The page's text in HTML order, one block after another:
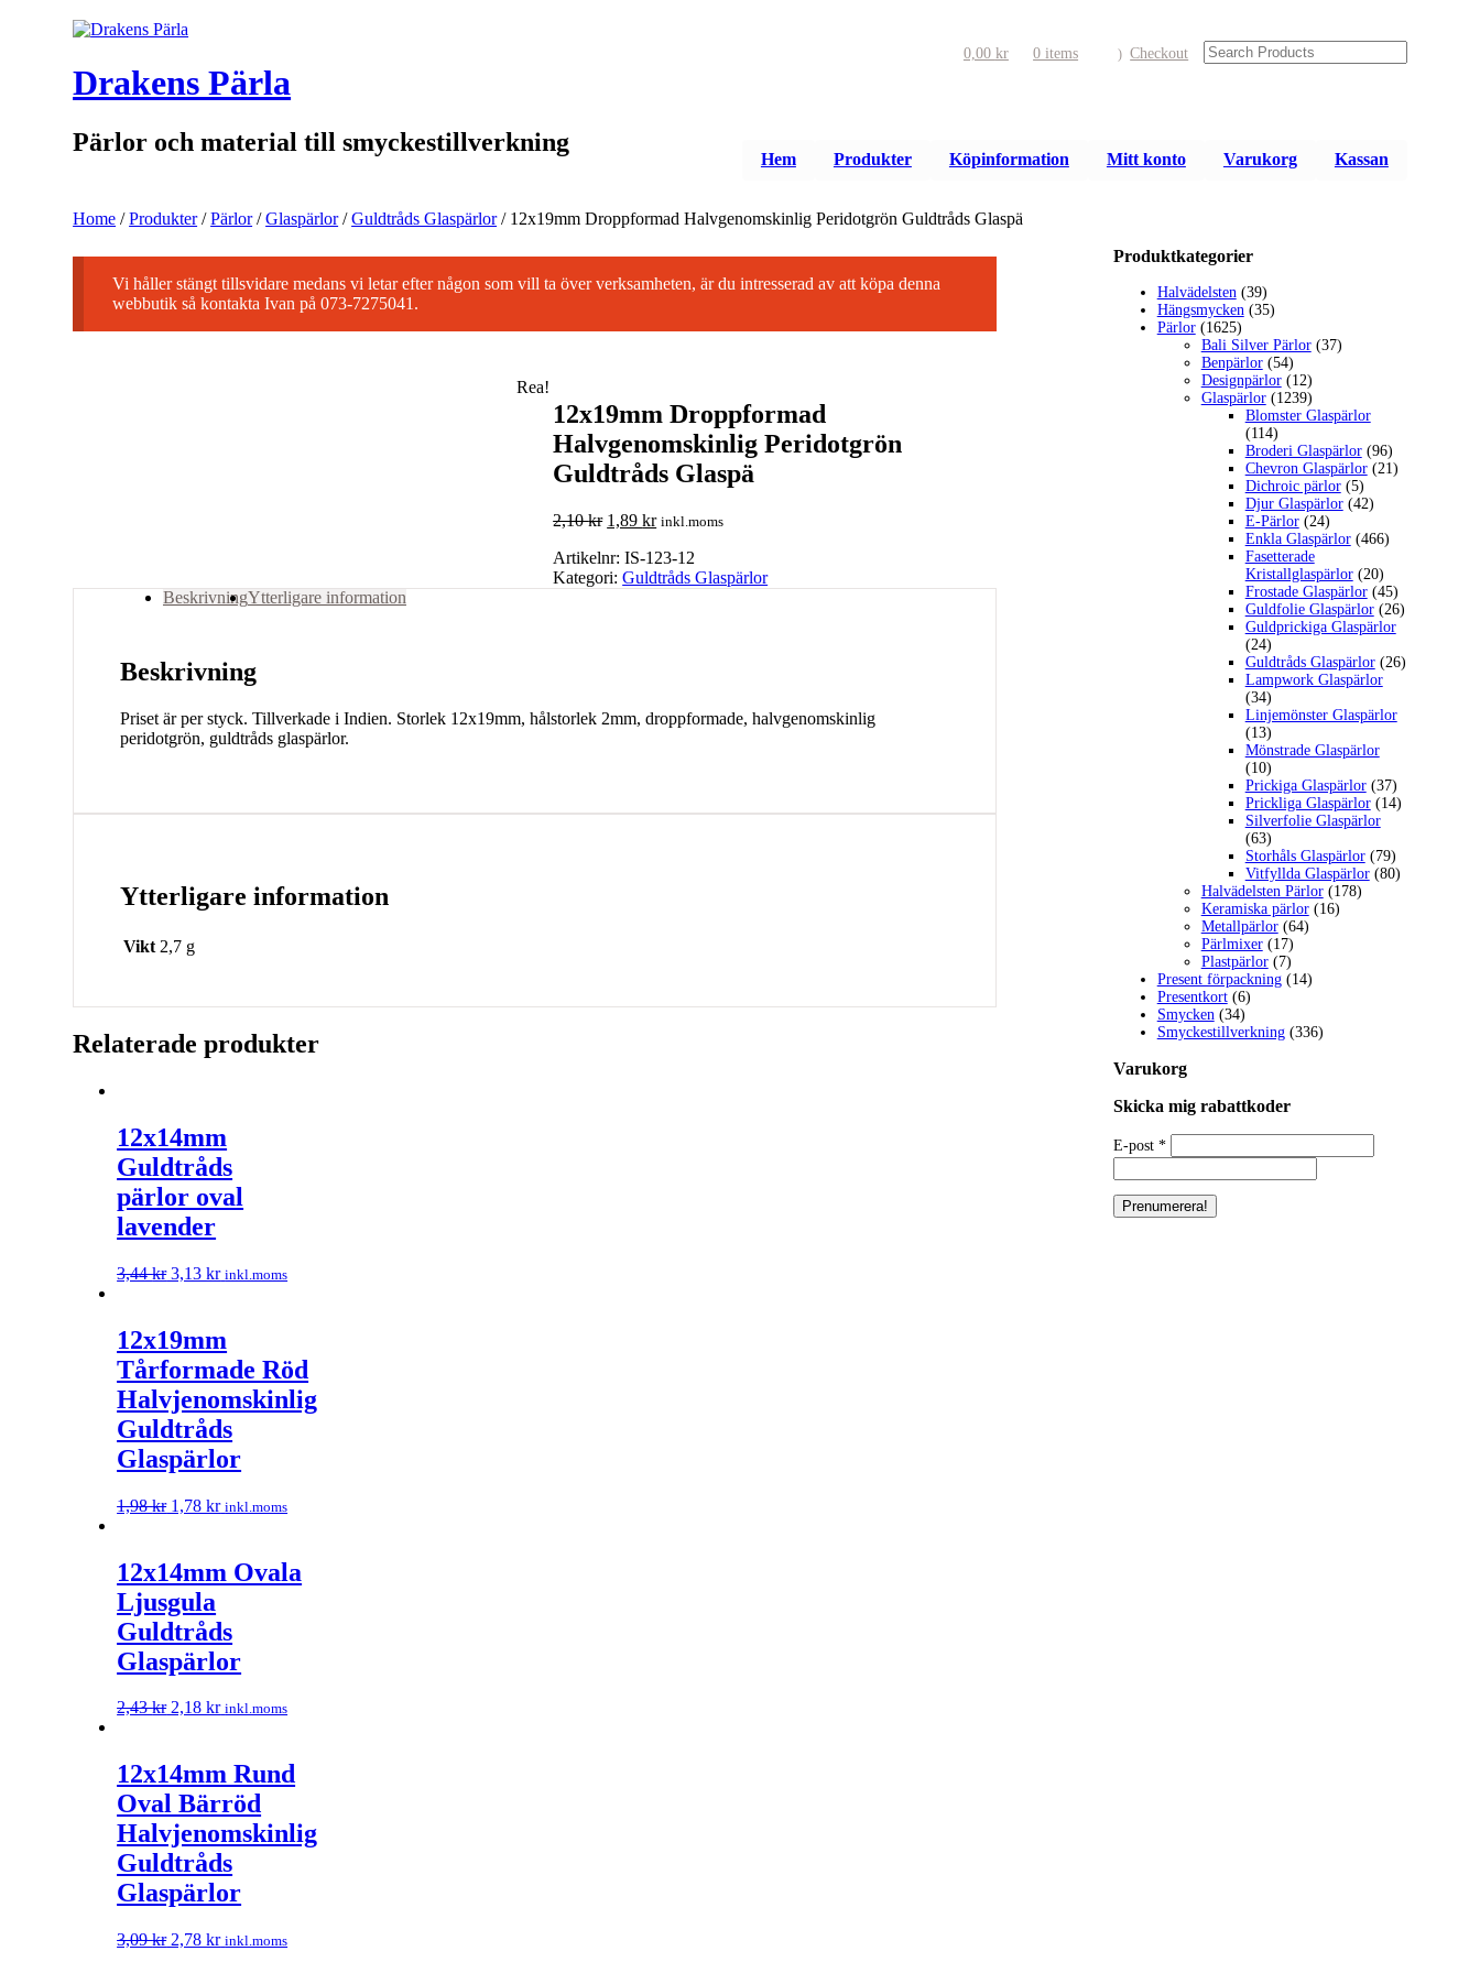
0,00 kr 0 items Checkout
Drakens Pärla
Pärlor och material till smyckestillverkning
Hem Produkter Köpinformation Mitt konto Varukorg Kassan
Home / Produkter / Pärlor / Glaspärlor / Guldtråds Glaspärlor / 12x19mm Droppformad Halvgenomskinlig Peridotgrön Guldtråds Glaspä
Vi håller stängt tillsvidare medans vi letar efter någon som vill ta över verksamheten, är du intresserad av att köpa denna
webbutik så kontakta Ivan på 073-7275041.
Rea!
12x19mm Droppformad
Halvgenomskinlig Peridotgrön
Guldtråds Glaspä
2,10kr 1,89kr inkl.moms
Artikelnr:IS-123-12
Kategori:Guldtråds Glaspärlor
BeskrivningYtterligare information
Beskrivning
Priset är per styck. Tillverkade i Indien. Storlek 12x19mm, hålstorlek 2mm, droppformade, halvgenomskinlig
peridotgrön, guldtråds glaspärlor.
Ytterligare information
Vikt 2,7 g
Relaterade produkter
12x14mm
Guldtråds
pärlor oval
lavender
3,44kr 3,13kr inkl.moms
12x19mm
Tårformade Röd
Halvjenomskinlig
Guldtråds
Glaspärlor
1,98kr 1,78kr inkl.moms
12x14mm Ovala
Ljusgula
Guldtråds
Glaspärlor
2,43kr 2,18kr inkl.moms
12x14mm Rund
Oval Bärröd
Halvjenomskinlig
Guldtråds
Glaspärlor
3,09kr 2,78kr inkl.moms
Produktkategorier
Halvädelsten (39)
Hängsmycken (35)
Pärlor (1625)
Bali Silver Pärlor (37)
Benpärlor (54)
Designpärlor (12)
Glaspärlor (1239)
Blomster Glaspärlor
(114)
Broderi Glaspärlor (96)
Chevron Glaspärlor (21)
Dichroic pärlor (5)
Djur Glaspärlor (42)
E-Pärlor (24)
Enkla Glaspärlor (466)
Fasetterade
Kristallglaspärlor (20)
Frostade Glaspärlor (45)
Guldfolie Glaspärlor (26)
Guldprickiga Glaspärlor
(24)
Guldtråds Glaspärlor (26)
Lampwork Glaspärlor
(34)
Linjemönster Glaspärlor
(13)
Mönstrade Glaspärlor
(10)
Prickiga Glaspärlor (37)
Prickliga Glaspärlor (14)
Silverfolie Glaspärlor
(63)
Storhåls Glaspärlor (79)
Vitfyllda Glaspärlor (80)
Halvädelsten Pärlor (178)
Keramiska pärlor (16)
Metallpärlor (64)
Pärlmixer (17)
Plastpärlor (7)
Present förpackning (14)
Presentkort (6)
Smycken (34)
Smyckestillverkning (336)
Varukorg
Skicka mig rabattkoder
E-post *